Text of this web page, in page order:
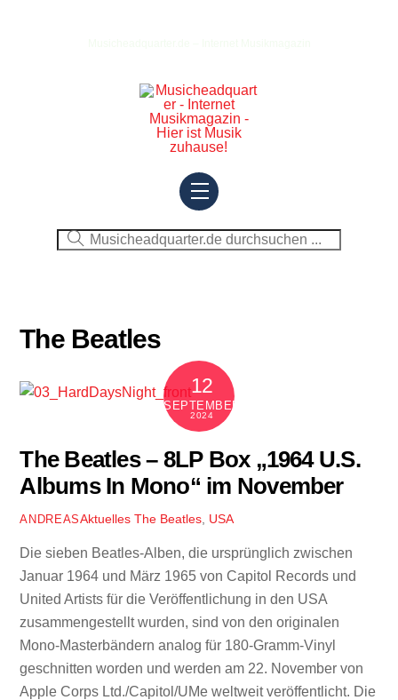
Menu
The Beatles
12
SEPTEMBER
2024
The Beatles – 8LP Box „1964 U.S.
Albums In Mono“ im November
ANDREASAktuelles The Beatles, USA
Die sieben Beatles-Alben, die ursprünglich zwischen
Januar 1964 und März 1965 von Capitol Records und
United Artists für die Veröffentlichung in den USA
zusammengestellt wurden, sind von den originalen
Mono-Masterbändern analog für 180-Gramm-Vinyl
geschnitten worden und werden am 22. November von
Apple Corps Ltd./Capitol/UMe weltweit veröffentlicht. Die